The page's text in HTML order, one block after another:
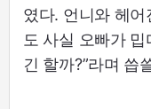
였다. 언니와 헤
도 사실 오빠가
긴 할까?”라며 씁